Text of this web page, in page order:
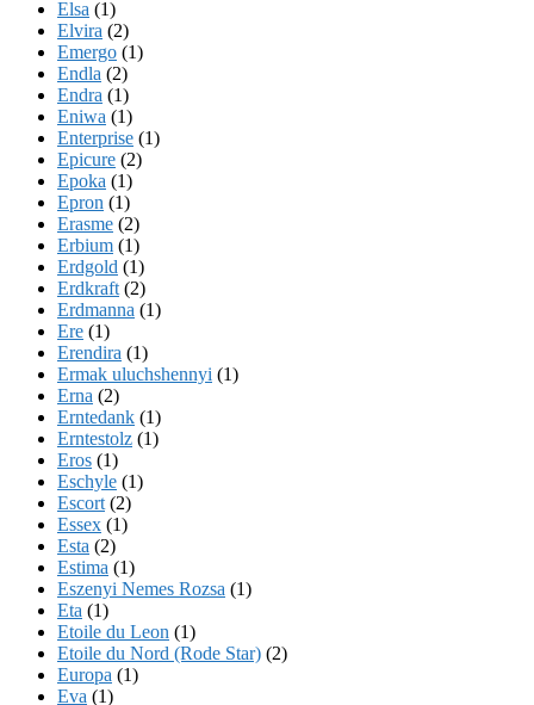
Elsa (1)
Elvira (2)
Emergo (1)
Endla (2)
Endra (1)
Eniwa (1)
Enterprise (1)
Epicure (2)
Epoka (1)
Epron (1)
Erasme (2)
Erbium (1)
Erdgold (1)
Erdkraft (2)
Erdmanna (1)
Ere (1)
Erendira (1)
Ermak uluchshennyi (1)
Erna (2)
Erntedank (1)
Erntestolz (1)
Eros (1)
Eschyle (1)
Escort (2)
Essex (1)
Esta (2)
Estima (1)
Eszenyi Nemes Rozsa (1)
Eta (1)
Etoile du Leon (1)
Etoile du Nord (Rode Star) (2)
Europa (1)
Eva (1)